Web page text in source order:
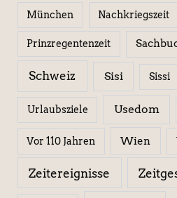
München Nachkriegszeit
Prinzregentenzeit
Schweiz Sisi Sissi
Urlaubsziele Usedom
Vor 110 Jahren Wien
Zeitereignisse